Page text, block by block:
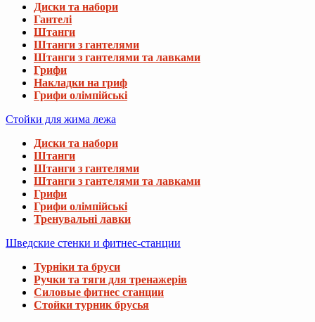
Диски та набори
Гантелі
Штанги
Штанги з гантелями
Штанги з гантелями та лавками
Грифи
Накладки на гриф
Грифи олімпійські
Стойки для жима лежа
Диски та набори
Штанги
Штанги з гантелями
Штанги з гантелями та лавками
Грифи
Грифи олімпійські
Тренувальні лавки
Шведские стенки и фитнес-станции
Турніки та бруси
Ручки та тяги для тренажерів
Силовые фитнес станции
Стойки турник брусья